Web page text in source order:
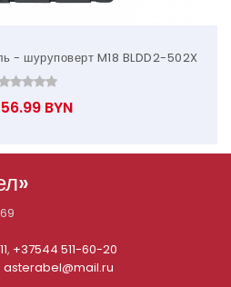
- шуруповерт M18 BLDD2-502X
BYN
, +37544 511-60-20
asterabel@mail.ru